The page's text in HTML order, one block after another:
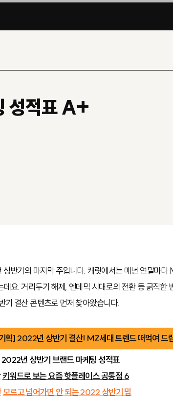
성적표 A+
반기의 마지막 주입니다. 캐릿에서는 매년 연말마다
데요. 거리두기 해제, 엔데믹 시대로의 전환 등 굵직한
기 결산 콘텐츠로 먼저 찾아왔습니다.
획] 2022년 상반기 결산! MZ세대 트렌드 떠먹여 드
2022년 상반기 브랜드 마케팅 성적표
키워드로 보는 요즘 핫플레이스 공통점 6
모르고 넘어가면 안 되는 2022 상반기 밈